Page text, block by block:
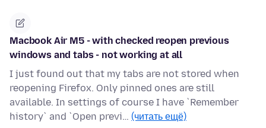
Macbook Air M5 - with checked reopen previous
windows and tabs - not working at all
I just found out that my tabs are not stored when
reopening Firefox. Only pinned ones are still
available. In settings of course I have `Remember
history` and `Open previ… (читать ещё)